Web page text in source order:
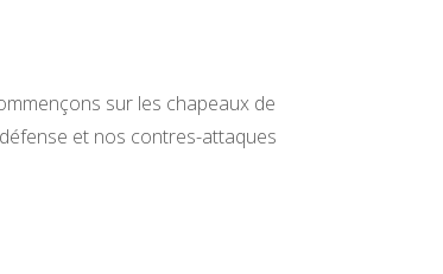
sur les chapeaux de
et nos contres-attaques